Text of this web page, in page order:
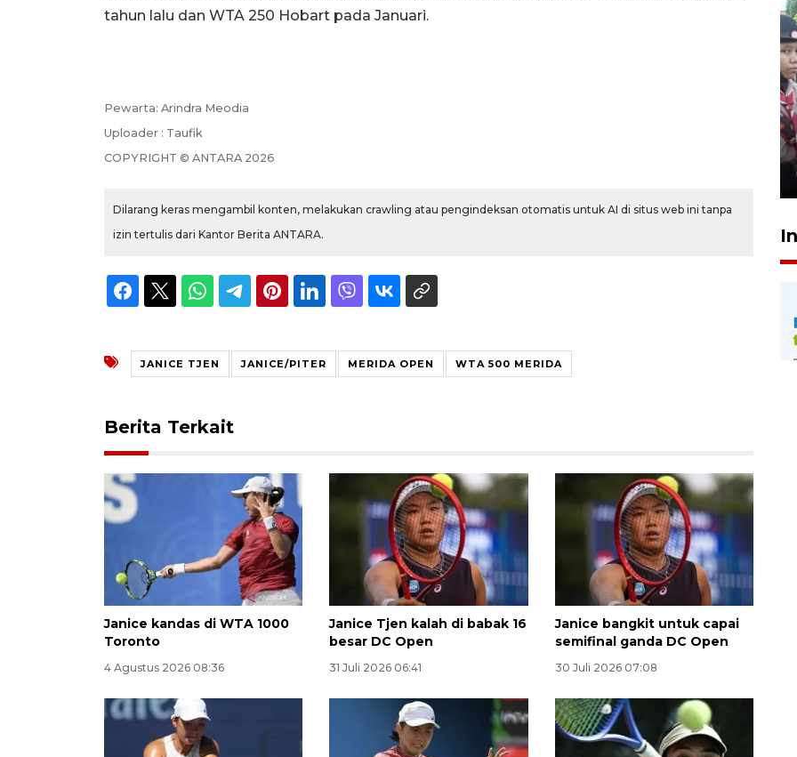
tahun lalu dan WTA 250 Hobart pada Januari.
Pewarta: Arindra Meodia
Uploader : Taufik
COPYRIGHT © ANTARA 2026
Dilarang keras mengambil konten, melakukan crawling atau pengindeksan otomatis untuk AI di situs web ini tanpa
izin tertulis dari Kantor Berita ANTARA.
JANICE TJEN JANICE/PITER MERIDA OPEN WTA 500 MERIDA
Berita Terkait
Janice kandas di WTA 1000
Toronto
4 Agustus 2026 08:36
Janice Tjen kalah di babak 16
besar DC Open
31 Juli 2026 06:41
Janice bangkit untuk capai
semifinal ganda DC Open
30 Juli 2026 07:08